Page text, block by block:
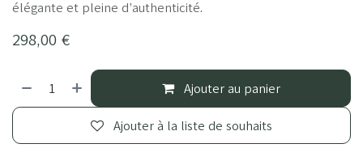
élégante et pleine d’authenticité.
298,00 €
Ajouter au panier
Ajouter à la liste de souhaits